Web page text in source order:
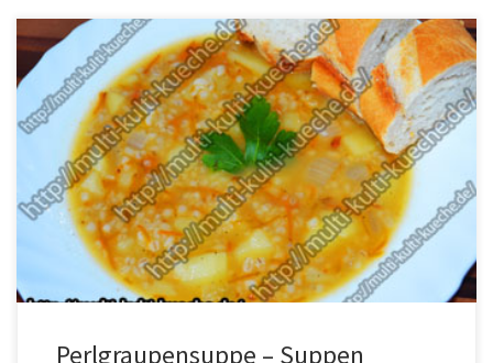
Zutaten für die Perlgraupensuppe 500g Kartoffeln500g
Hähnchenflügel2 Zwiebeln120g Perlgraupen2 Liter Wasser80g
gestiftelte Karotten (meine waren eingefroren)etwas Öl, Salz und
Pfeffer Zubereitung für Perlgraupensuppe Wasser in den Topf
geben und die Flügel darin kochen bis eine schöne Brühe
entsteht. Dann die Flügel raus nehmen und die kleingeschnittenen
Kartoffeln und die Graupen hinein […]
Perlgraupensuppe – Suppen